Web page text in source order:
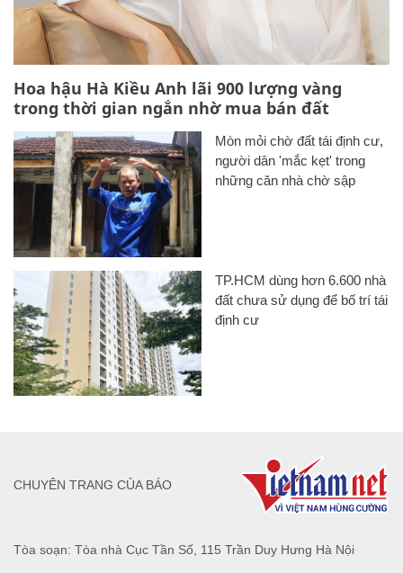
Hoa hậu Hà Kiều Anh lãi 900 lượng vàng
trong thời gian ngắn nhờ mua bán đất
Mòn mỏi chờ đất tái định cư,
người dân 'mắc kẹt' trong
những căn nhà chờ sập
TP.HCM dùng hơn 6.600 nhà
đất chưa sử dụng để bố trí tái
định cư
Tòa soạn: Tòa nhà Cục Tần Số, 115 Trần Duy Hưng Hà Nội
CHUYÊN TRANG CỦA BÁO